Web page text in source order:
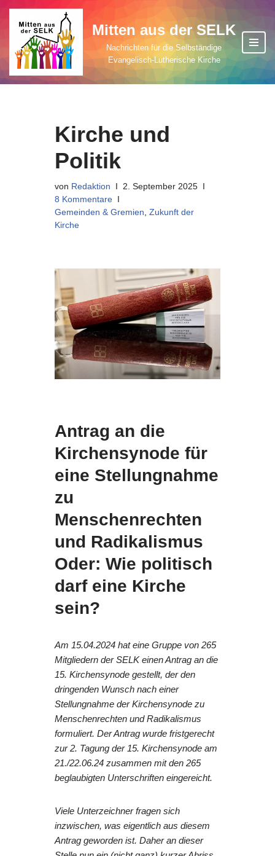
Zum
Inhalt
springen
Mitten aus der SELK
Nachrichten für die Selbständige
Evangelisch-Lutherische Kirche
Kirche und
Politik
von Redaktion
2. September 2025
8 Kommentare
Gemeinden & Gremien, Zukunft der
Kirche
Antrag an die
Kirchensynode für
eine Stellungnahme
zu
Menschenrechten
und Radikalismus
Oder: Wie politisch
darf eine Kirche
sein?
Am 15.04.2024 hat eine Gruppe von 265
Mitgliedern der SELK einen Antrag an die
15. Kirchensynode gestellt, der den
dringenden Wunsch nach einer
Stellungnahme der Kirchensynode zu
Menschenrechten und Radikalismus
formuliert. Der Antrag wurde fristgerecht
zur 2. Tagung der 15. Kirchensynode am
21./22.06.24 zusammen mit den 265
beglaubigten Unterschriften eingereicht.
Viele Unterzeichner fragen sich
inzwischen, was eigentlich aus diesem
Antrag geworden ist. Daher an dieser